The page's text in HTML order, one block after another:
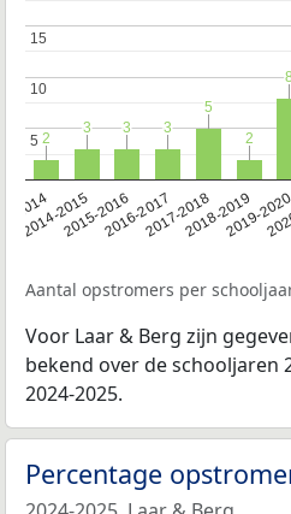
2014
2014-20152015-20162016-20172017-20182018-2019
2019-
5
5
10
10
15
15
2
2
3
3 3
3 3
3
5
5
2
2
8
8
Aantal opstromers per
Voor Laar & Berg zijn
bekend over de schooljaren
2024-2025.
Percentage